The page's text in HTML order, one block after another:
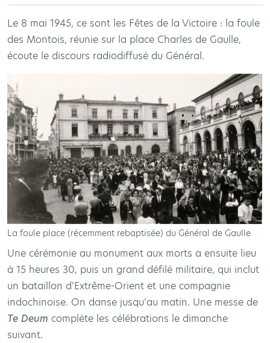
Le 8 mai 1945, ce sont les Fêtes de la Victoire : la foule
des Montois, réunie sur la place Charles de Gaulle,
écoute le discours radiodiffusé du Général.
La foule place (récemment rebaptisée) du Général de Gaulle
Une cérémonie au monument aux morts a ensuite lieu
à 15 heures 30, puis un grand défilé militaire, qui inclut
un bataillon d’Extrême-Orient et une compagnie
indochinoise. On danse jusqu’au matin. Une messe de
Te Deum complète les célébrations le dimanche
suivant.